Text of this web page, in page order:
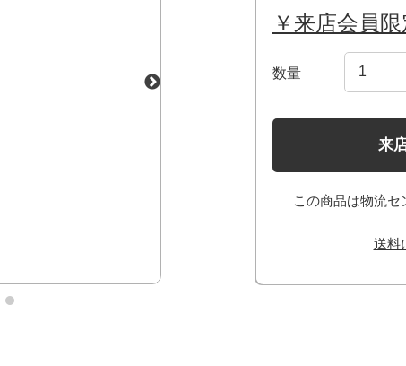
￥来店会員
数量
来
この商品は物流
送料